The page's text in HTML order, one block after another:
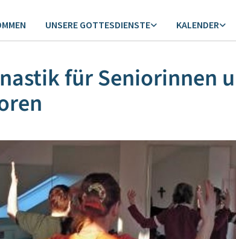
UNSERE GOTTESDIENSTE KALENDER
für Seniorinnen